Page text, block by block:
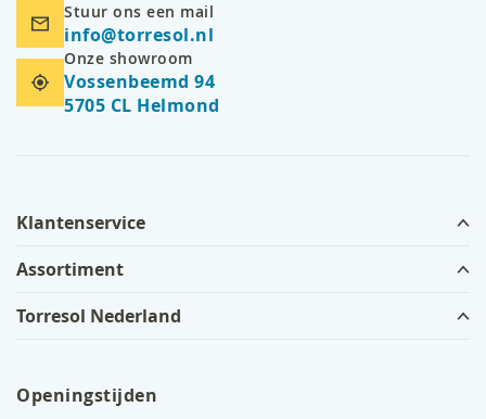
Stuur ons een mail
info@torresol.nl
Onze showroom
Vossenbeemd 94
5705 CL Helmond
Klantenservice
Assortiment
Torresol Nederland
Openingstijden